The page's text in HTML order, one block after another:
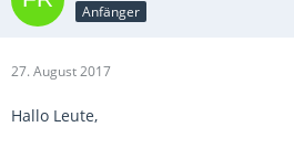
Anfänger
27. August 2017
Hallo Leute,